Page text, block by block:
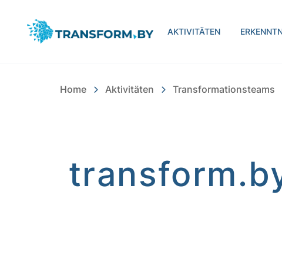
Bayern Innovativ GmbH |
AKTIVITÄTEN
Home Aktivitäten Transformationsteams